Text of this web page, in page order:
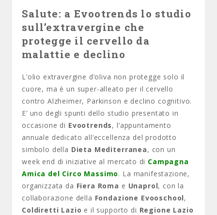
Salute: a Evootrends lo studio
sull’extravergine che
protegge il cervello da
malattie e declino
L’olio extravergine d’oliva non protegge solo il
cuore, ma è un super-alleato per il cervello
contro Alzheimer, Parkinson e declino cognitivo.
E’ uno degli spunti dello studio presentato in
occasione di Evootrends, l’appuntamento
annuale dedicato all’eccellenza del prodotto
simbolo della Dieta Mediterranea, con un
week end di iniziative al mercato di Campagna
Amica del Circo Massimo. La manifestazione,
organizzata da Fiera Roma e Unaprol, con la
collaborazione della Fondazione Evooschool,
Coldiretti Lazio e il supporto di Regione Lazio